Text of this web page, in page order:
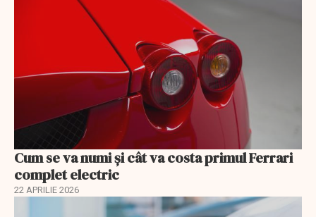
Cum se va numi şi cât va costa primul Ferrari
complet electric
22 APRILIE 2026